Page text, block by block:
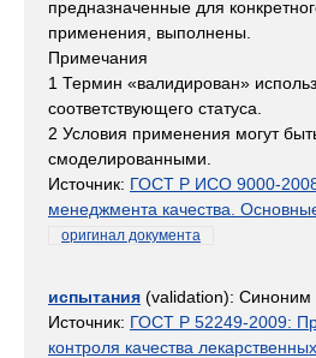
предназначенные для
применения, выполнены.
Примечания
1 Термин «валидирован»
соответствующего статуса.
2 Условия применения могут
смоделированными.
Источник: ГОСТ Р ИСО 9000-
менеджмента качества.
оригинал документа
испытания (validation): Синоним
Источник: ГОСТ Р 52249-2009:
контроля качества